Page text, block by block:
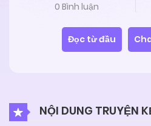
0 Bình luận
Đọc từ đầu
NỘI DUNG TRUYỆN